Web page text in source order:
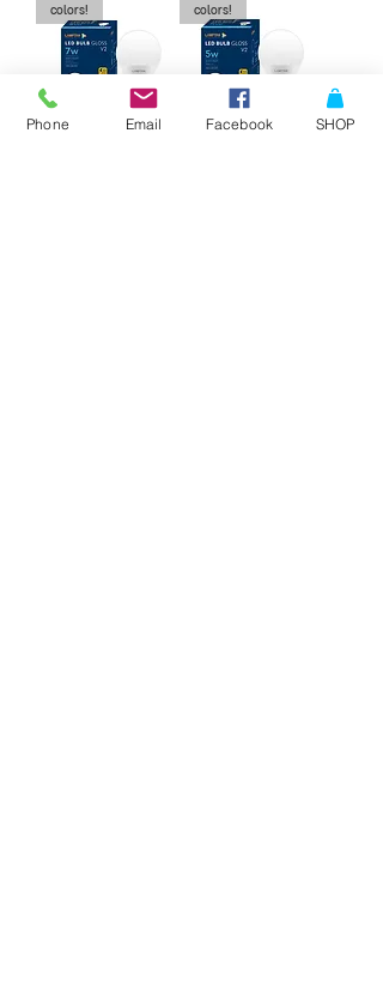
colors!
colors!
Phone Email Facebook SHOP